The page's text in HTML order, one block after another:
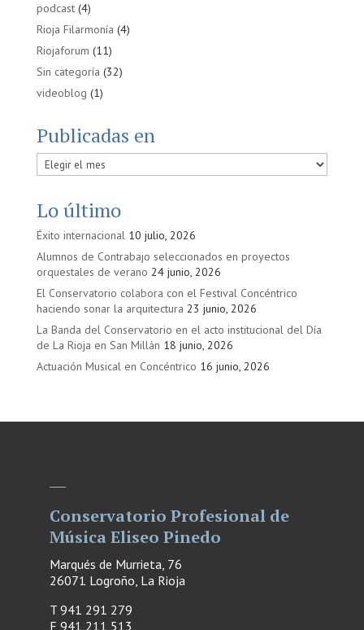
podcast(4)
Rioja Filarmonía (4)
Riojaforum (11)
Sin categoría (32)
videoblog (1)
Publicadas en
Publicadas
en
Lo último
Éxito internacional 10 julio, 2026
Alumnos de Contrabajo seleccionados en proyectos
orquestales de verano 24 junio, 2026
El Conservatorio colabora con el Festival Concéntrico
haciendo sonar la arquitectura 23 junio, 2026
La Banda del Conservatorio en el acto institucional del Día
de La Rioja en San Millán 18 junio, 2026
Actuación Musical en Concéntrico 16 junio, 2026
Conservatorio Profesional de
Música Eliseo Pinedo
Marqués de Murrieta, 76
26071 Logroño, La Rioja
T 941 291 279
F 941 211 513